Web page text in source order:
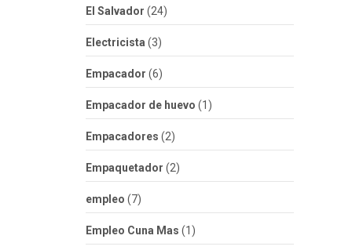
El Salvador (24)
Electricista (3)
Empacador (6)
Empacador de huevo (1)
Empacadores (2)
Empaquetador (2)
empleo (7)
Empleo Cuna Mas (1)